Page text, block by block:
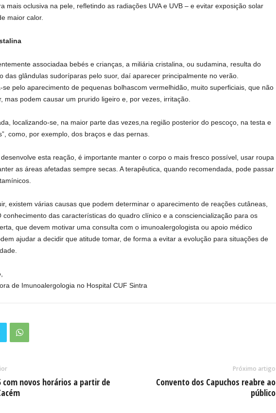
mais oclusiva na pele, refletindo as radiações UVA e UVB – e evitar exposição solar
maior calor.
associadaa bebés e crianças, a miliária cristalina, ou sudamina, resulta do
das glândulas sudoríparas pelo suor, daí aparecer principalmente no verão.
se pelo aparecimento de pequenas bolhascom vermelhidão, muito superficiais, que não
mas podem causar um prurido ligeiro e, por vezes, irritação.
localizando-se, na maior parte das vezes,na região posterior do pescoço, na testa e
como, por exemplo, dos braços e das pernas.
esta reação, é importante manter o corpo o mais fresco possível, usar roupa
as áreas afetadas sempre secas. A terapêutica, quando recomendada, pode passar
existem várias causas que podem determinar o aparecimento de reações cutâneas,
conhecimento das características do quadro clínico e a consciencialização para os
que devem motivar uma consulta com o imunoalergologista ou apoio médico
ajudar a decidir que atitude tomar, de forma a evitar a evolução para situações de
de Imunoalergologia no Hospital CUF Sintra
com novos horários a partir de
Próximo artigo
Convento dos Capuchos reabre ao
público